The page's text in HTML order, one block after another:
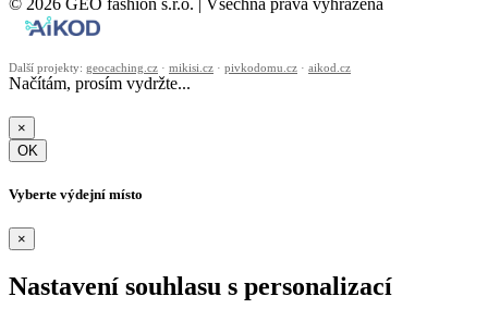
Další projekty: geocaching.cz · mikisi.cz · pivkodomu.cz · aikod.cz
Načítám, prosím vydržte...
×
OK
Vyberte výdejní místo
×
Nastavení souhlasu s personalizací